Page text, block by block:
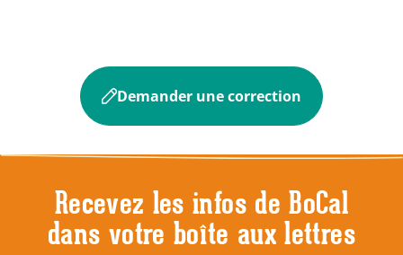
Demander une correction
Recevez les infos de BoCal
dans votre boîte aux lettres